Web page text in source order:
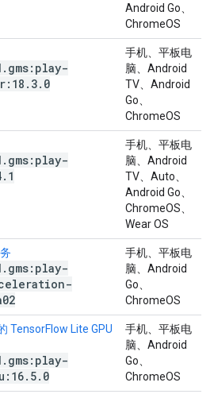
Android Go、
ChromeOS
. gms:play-
. 3. 0
手机、平板电
脑、Android
TV、Android
Go、
ChromeOS
. gms:play-
. 1
手机、平板电
脑、Android
TV、Auto、
Android Go、
ChromeOS、
Wear OS
. gms:play-
手机、平板电
脑、Android
Go、
ChromeOS
TensorFlow Lite GPU
. gms:play-
. 5. 0
手机、平板电
脑、Android
Go、
ChromeOS